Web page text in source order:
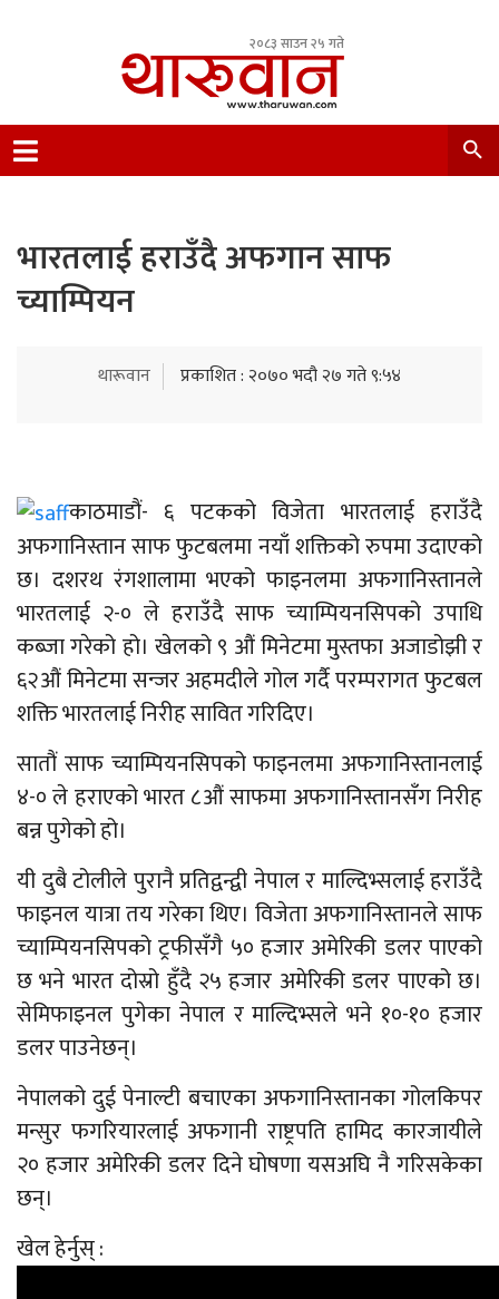
२०८३ साउन २५ गते
Nepal.
भारतलाई हराउँदै अफगान साफ
च्याम्पियन
थारूवान प्रकाशित : २०७० भदौ २७ गते ९:५४
काठमाडौं- ६ पटकको विजेता भारतलाई हराउँदै
अफगानिस्तान साफ फुटबलमा नयाँ शक्तिको रुपमा उदाएको
छ। दशरथ रंगशालामा भएको फाइनलमा अफगानिस्तानले
भारतलाई २-० ले हराउँदै साफ च्याम्पियनसिपको उपाधि
कब्जा गरेको हो। खेलको ९ औं मिनेटमा मुस्तफा अजाडोझी र
६२औं मिनेटमा सन्जर अहमदीले गोल गर्दै परम्परागत फुटबल
शक्ति भारतलाई निरीह सावित गरिदिए।
सातौं साफ च्याम्पियनसिपको फाइनलमा अफगानिस्तानलाई
४-० ले हराएको भारत ८औं साफमा अफगानिस्तानसँग निरीह
बन्न पुगेको हो।
यी दुबै टोलीले पुरानै प्रतिद्वन्द्वी नेपाल र माल्दिभ्सलाई हराउँदै
फाइनल यात्रा तय गरेका थिए। विजेता अफगानिस्तानले साफ
च्याम्पियनसिपको ट्रफीसँगै ५० हजार अमेरिकी डलर पाएको
छ भने भारत दोस्रो हुँदै २५ हजार अमेरिकी डलर पाएको छ।
सेमिफाइनल पुगेका नेपाल र माल्दिभ्सले भने १०-१० हजार
डलर पाउनेछन्।
नेपालको दुई पेनाल्टी बचाएका अफगानिस्तानका गोलकिपर
मन्सुर फगरियारलाई अफगानी राष्ट्रपति हामिद कारजायीले
२० हजार अमेरिकी डलर दिने घोषणा यसअघि नै गरिसकेका
छन्।
खेल हेर्नुस् :